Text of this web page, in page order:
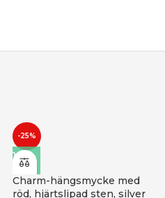
-25%
Charm-hängsmycke med
röd, hjärtslipad sten, silver